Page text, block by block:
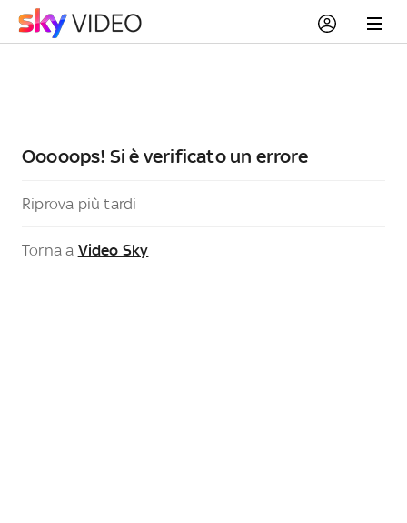
Ooooops! Si è verificato un errore
Riprova più tardi
Torna a Video Sky